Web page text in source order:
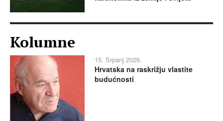
Kolumne
15. Srpanj 2026.
Hrvatska na raskrižju vlastite
budućnosti